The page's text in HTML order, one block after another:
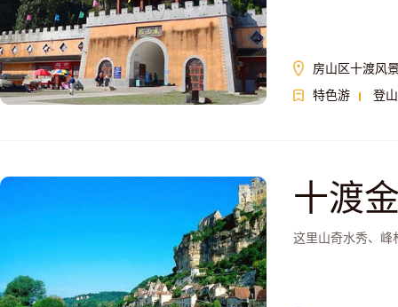
房山区十渡风
特色游
登山
十渡
这里山奇水秀、峰